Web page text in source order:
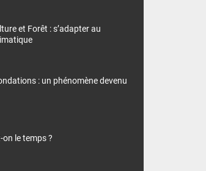
et Forêt : s’adapter au
: un phénomène devenu
le temps ?